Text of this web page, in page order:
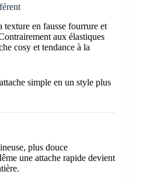
texture en fausse fourrure et
aux élastiques
cosy et tendance à la
simple en un style plus
plus douce
une attache rapide devient